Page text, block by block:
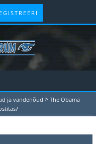
ja vandenõud > The Obama